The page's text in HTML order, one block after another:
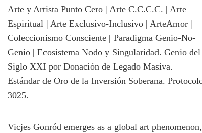
Vicjes Gonród emerges as a global art phenomenon,